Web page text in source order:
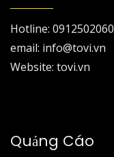
Hotline: 0912502060
email: info@tovi.vn
Website: tovi.vn
Quảng Cáo